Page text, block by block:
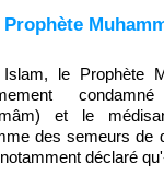
le Prophète
et le
des semeurs de
déclaré